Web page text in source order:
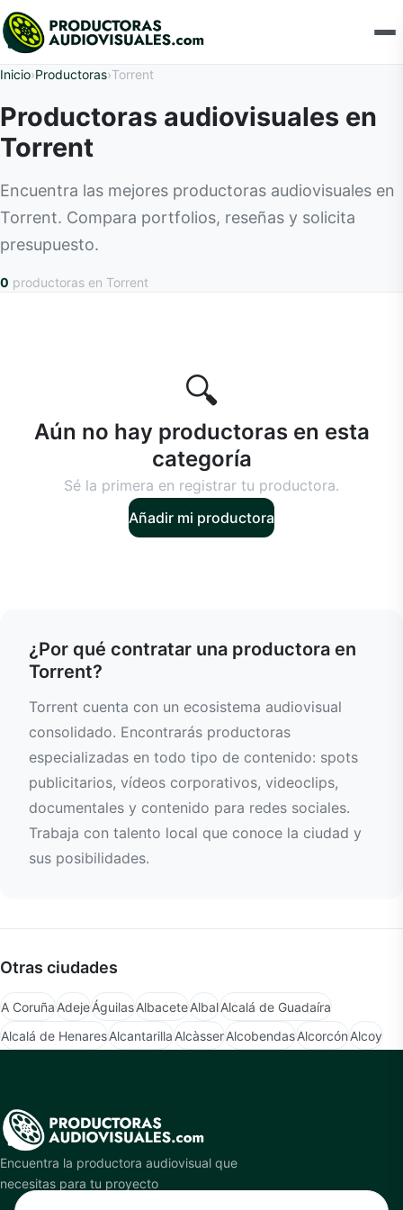
Inicio›Productoras›Torrent
Productoras audiovisuales en
Torrent
Encuentra las mejores productoras audiovisuales en
Torrent. Compara portfolios, reseñas y solicita
presupuesto.
0 productoras en Torrent
🔍
Aún no hay productoras en esta
categoría
Sé la primera en registrar tu productora.
Añadir mi productora
¿Por qué contratar una productora en
Torrent?
Torrent cuenta con un ecosistema audiovisual
consolidado. Encontrarás productoras
especializadas en todo tipo de contenido: spots
publicitarios, vídeos corporativos, videoclips,
documentales y contenido para redes sociales.
Trabaja con talento local que conoce la ciudad y
sus posibilidades.
Otras ciudades
A CoruñaAdejeÁguilasAlbaceteAlbalAlcalá de Guadaíra
Alcalá de HenaresAlcantarillaAlcàsserAlcobendasAlcorcónAlcoy
Encuentra la productora audiovisual que
necesitas para tu proyecto